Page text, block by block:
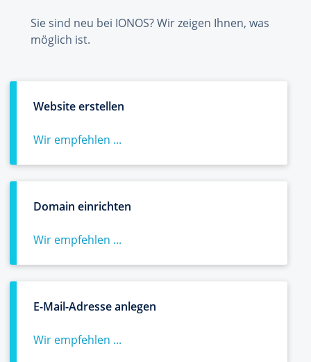
Sie sind neu bei IONOS? Wir zeigen Ihnen, was
möglich ist.
Website erstellen
Wir empfehlen ...
Domain einrichten
Wir empfehlen ...
E-Mail-Adresse anlegen
Wir empfehlen ...